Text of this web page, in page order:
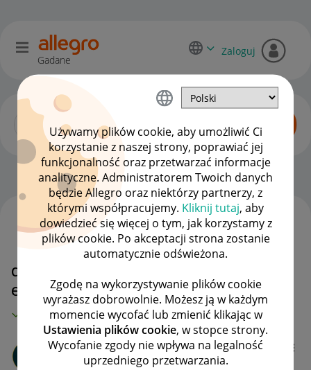
Używamy plików cookie, aby umożliwić Ci
korzystanie z naszej strony, poprawiać jej
funkcjonalność oraz przetwarzać informacje
analityczne. Administratorem Twoich danych
będzie Allegro oraz niektórzy partnerzy, z
którymi współpracujemy. Kliknij tutaj, aby
dowiedzieć się więcej o tym, jak korzystamy z
plików cookie. Po akceptacji strona zostanie
automatycznie odświeżona.
Zgodę na wykorzystywanie plików cookie
wyrażasz dobrowolnie. Możesz ją w każdym
momencie wycofać lub zmienić klikając w
Ustawienia plików cookie, w stopce strony.
Wycofanie zgody nie wpływa na legalność
uprzedniego przetwarzania.
Gadane
Zaloguj
Smart! dla sprzedawców OPCJE
dlaczego nie mogę wygenerować
etykiety
MAMY ROZWIĄZANIE!
studiofiran22
#8 Zapaleniec
WSZYSTKIE TEMATY